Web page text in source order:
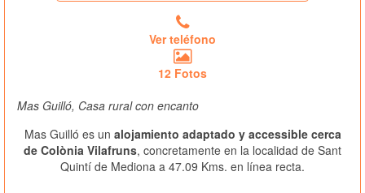
Ver teléfono
12 Fotos
Mas Guilló, Casa rural con encanto
Mas Guilló es un alojamiento adaptado y accessible cerca
de Colònia Vilafruns, concretamente en la localidad de Sant
Quintí de Mediona a 47.09 Kms. en línea recta.